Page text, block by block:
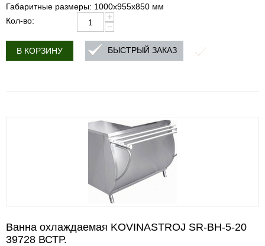
Габаритные размеры: 1000х955х850 мм
Кол-во:
+
−
В КОРЗИНУ БЫСТРЫЙ ЗАКАЗ
Ванна охлаждаемая KOVINASTROJ SR-BH-5-20
39728 ВСТР.